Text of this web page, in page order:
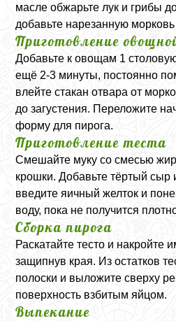
масле обжарьте лук и грибы
добавьте нарезанную
Приготовление
Добавьте к овощам 1
ещё 2-3 минуты, постоянно
влейте стакан отвара от
до загустения. Переложите
форму для пирога.
Приготовление теста
Смешайте муку со смесью
крошки. Добавьте тёртый
введите яичный желток и
воду, пока не получится
Сборка пирога
Раскатайте тесто и накройте
защипнув края. Из остатков
полоски и выложите сверху
поверхность взбитым яйцом.
Выпекание